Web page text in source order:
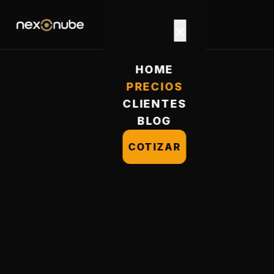
HOME
PRECIOS
CLIENTES
BLOG
COTIZAR